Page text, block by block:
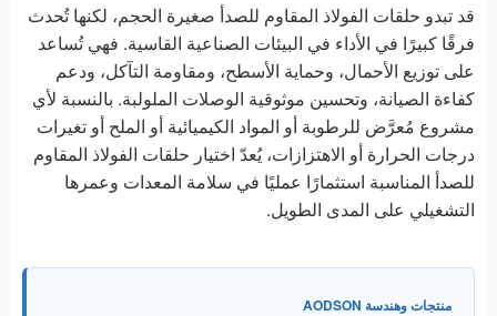
قد تبدو حلقات الفولاذ المقاوم للصدأ صغيرة الحجم، لكنها تُحدث
فرقًا كبيرًا في الأداء في البيئات الصناعية القاسية. فهي تُساعد
على توزيع الأحمال، وحماية الأسطح، ومقاومة التآكل، ودعم
كفاءة الصيانة، وتحسين موثوقية الوصلات الملولبة. بالنسبة لأي
مشروع مُعرَّض للرطوبة أو المواد الكيميائية أو الملح أو تغيرات
درجات الحرارة أو الاهتزازات، يُعدّ اختيار حلقات الفولاذ المقاوم
للصدأ المناسبة استثمارًا عمليًا في سلامة المعدات وعمرها
التشغيلي على المدى الطويل.
منتجات وهندسة AODSON